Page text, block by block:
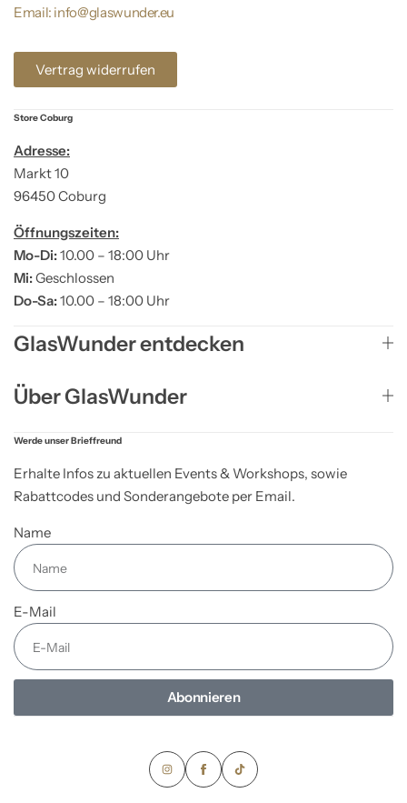
Email: info@glaswunder.eu
Vertrag widerrufen
Store Coburg
Adresse:
Markt 10
96450 Coburg
Öffnungszeiten:
Mo-Di:10.00 – 18:00 Uhr
Mi:Geschlossen
Do-Sa:10.00 – 18:00 Uhr
GlasWunder entdecken
Über GlasWunder
Werde unser Brieffreund
Erhalte Infos zu aktuellen Events & Workshops, sowie
Rabattcodes und Sonderangebote per Email.
Name
E-Mail
Abonnieren